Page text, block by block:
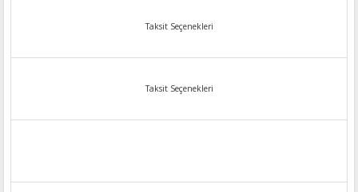
Taksit Seçenekleri
Taksit Seçenekleri